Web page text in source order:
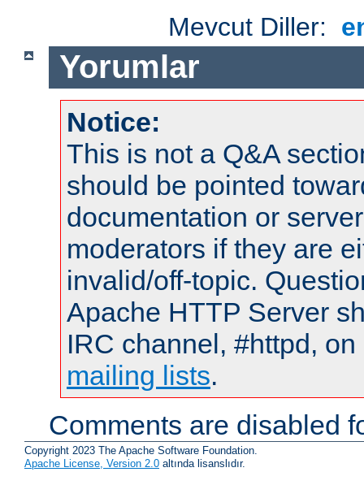
Mevcut Diller:
Yorumlar
Notice:
This is not a Q&A
should be pointed
documentation or
moderators if they are
invalid/off-topic.
Apache HTTP Server
IRC channel, #httpd,
mailing lists.
Comments are disabled
Copyright 2023 The Apache Software Foundation.
Apache License, Version 2.0 altında lisanslıdır.